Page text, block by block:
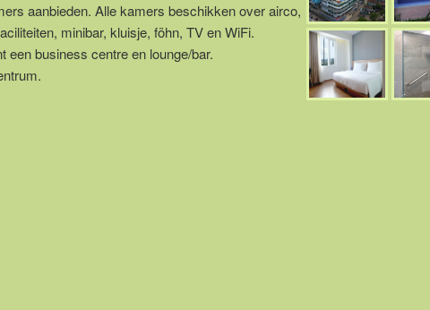
aanbieden. Alle kamers beschikken over airco,
minibar, kluisje, föhn, TV en WiFi.
een business centre en lounge/bar.